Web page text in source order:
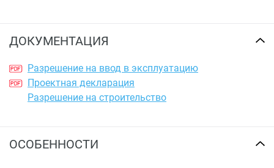
ДОКУМЕНТАЦИЯ
Разрешение на ввод в эксплуатацию
Проектная декларация
Разрешение на строительство
ОСОБЕННОСТИ